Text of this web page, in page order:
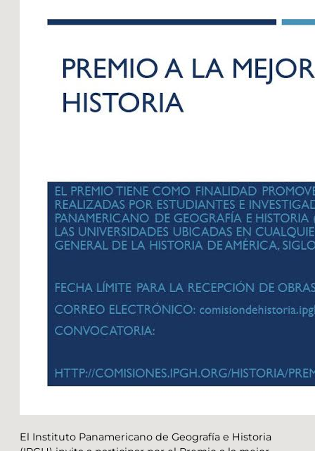
El Instituto Panamericano de Geografía e Historia